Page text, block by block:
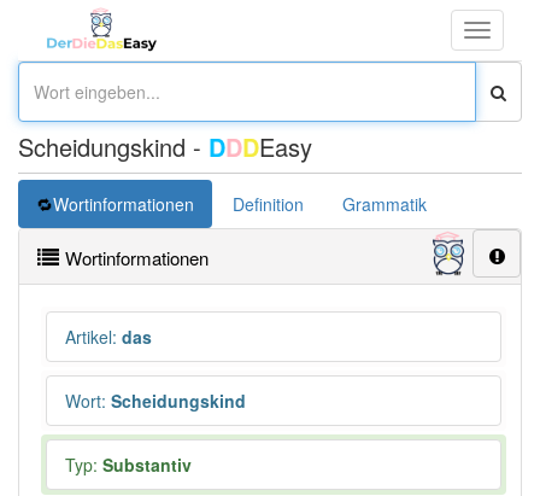
Toggle
Scheidungskind - DDDEasy
Wortinformationen Definition Grammatik
Wortinformationen
Artikel: das
Wort: Scheidungskind
Typ: Substantiv